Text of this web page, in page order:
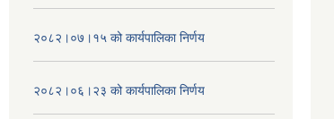
२०८२।०७।१५ को कार्यपालिका निर्णय
२०८२।०६।२३ को कार्यपालिका निर्णय